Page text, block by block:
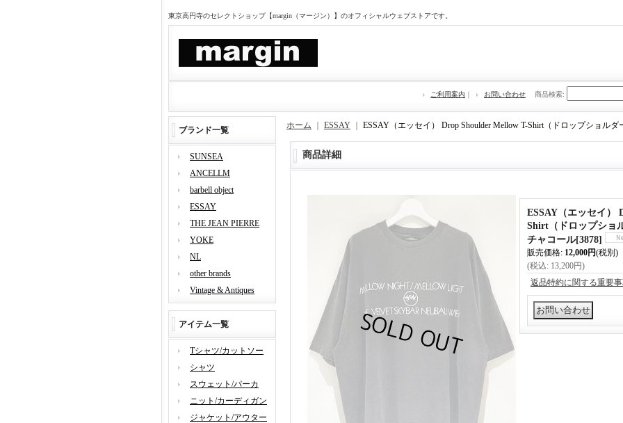
東京高円寺のセレクトショップ【margin（マージン）】のオフィシャルウェブストアです。
ご利用案内 ｜ お問い合わせ 商品検索:
ブランド一覧
SUNSEA
ANCELLM
barbell object
ESSAY
THE JEAN PIERRE
YOKE
NL
other brands
Vintage & Antiques
アイテム一覧
Tシャツ/カットソー
シャツ
スウェット/パーカ
ニット/カーディガン
ジャケット/アウター
ホーム ESSAY ESSAY（エッセイ） Drop Shoulder Mellow T-Shirt（ドロップショル
商品詳細
ESSAY（エッセイ）
Shirt（ドロップショ
チャコール[3878]
販売価格: 12,000円(税別)
(税込: 13,200円)
返品特約に関する重要